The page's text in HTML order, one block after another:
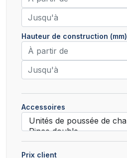
Hauteur de construction (mm)
Accessoires
Prix client